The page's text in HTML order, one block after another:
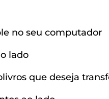
no seu computador
lado
que deseja